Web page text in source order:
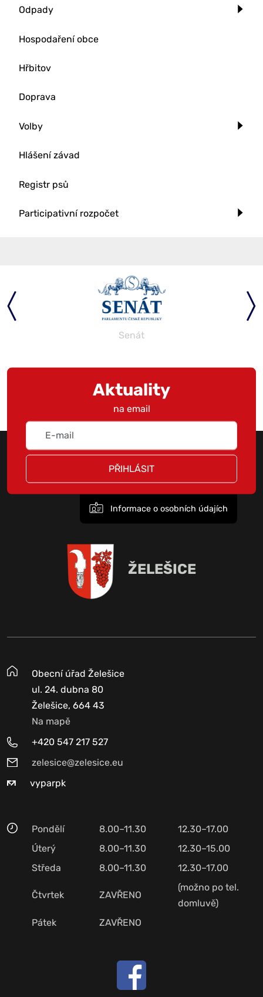
Odpady
Hospodaření obce
Hřbitov
Doprava
Volby
Hlášení závad
Registr psů
Participativní rozpočet
Senát
Aktuality
na email
PŘIHLÁSIT
Informace o osobních údajích
ŽELEŠICE
Obecní úřad Želešice
ul. 24. dubna 80
Želešice, 664 43
Na mapě
+420 547 217 527
zelesice@zelesice.eu
vyparpk
Pondělí 8.00–11.30
12.30–17.00
Úterý
8.00–11.30
12.30–15.00
Středa
8.00–11.30 12.30–17.00
Čtvrtek ZAVŘENO
(možno po tel.
domluvě)
Pátek
ZAVŘENO